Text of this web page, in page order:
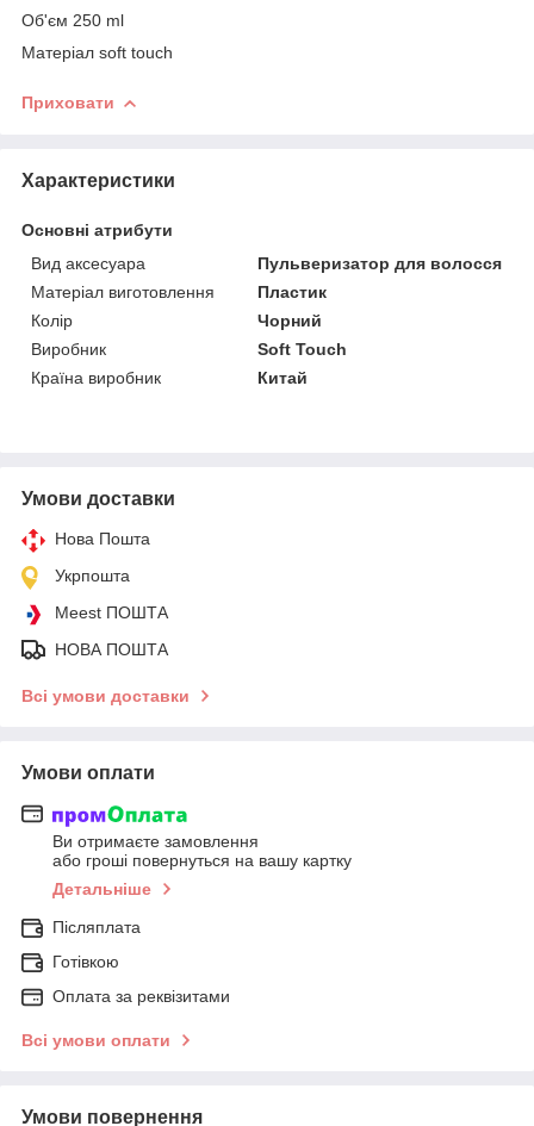
Об'єм 250 ml
Матеріал soft touch
Приховати
Характеристики
Основні атрибути
Вид аксесуара
Пульверизатор для волосся
Матеріал виготовлення
Пластик
Колір
Чорний
Виробник
Soft Touch
Країна виробник
Китай
Умови доставки
Нова Пошта
Укрпошта
Meest ПОШТА
НОВА ПОШТА
Всі умови доставки
Умови оплати
Ви отримаєте замовлення
або гроші повернуться на вашу картку
Детальніше
Післяплата
Готівкою
Оплата за реквізитами
Всі умови оплати
Умови повернення